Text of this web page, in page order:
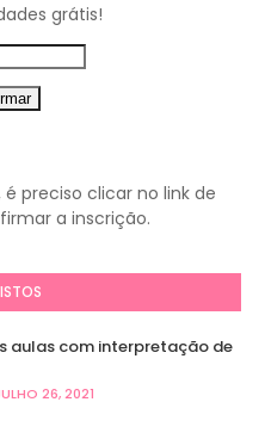
grátis!
preciso clicar no link de
a inscrição.
aulas com interpretação de
26, 2021